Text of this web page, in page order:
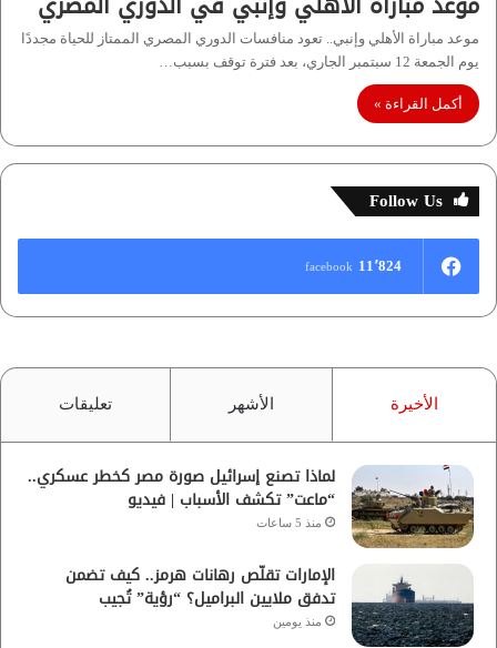
موعد مباراة الأهلي وإنبي.. تعود منافسات الدوري المصري الممتاز للحياة مجددًا
يوم الجمعة 12 سبتمبر الجاري، بعد فترة توقف بسبب…
أكمل القراءة »
Follow Us
11٬824 facebook
الأخيرة الأشهر تعليقات
لماذا تصنع إسرائيل صورة مصر كخطر عسكري..
“ماعت” تكشف الأسباب | فيديو
منذ 5 ساعات
الإمارات تقلّص رهانات هرمز.. كيف تضمن
تدفق ملايين البراميل؟ “رؤية” تُجيب
منذ يومين